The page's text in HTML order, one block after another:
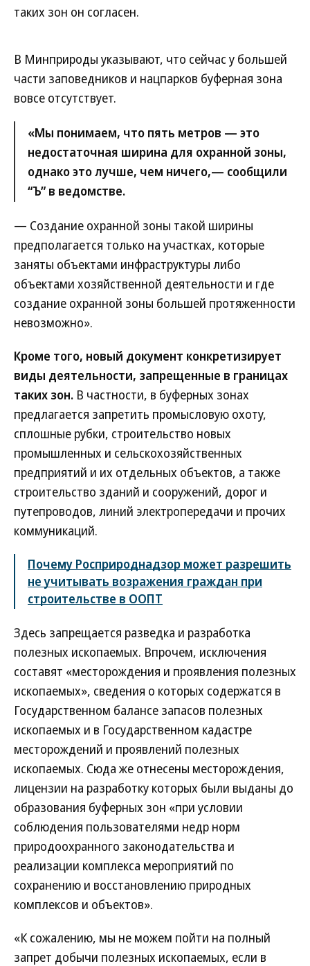
таких зон он согласен.
В Минприроды указывают, что сейчас у большей
части заповедников и нацпарков буферная зона
вовсе отсутствует.
«Мы понимаем, что пять метров — это
недостаточная ширина для охранной зоны,
однако это лучше, чем ничего,— сообщили
“Ъ” в ведомстве.
— Создание охранной зоны такой ширины
предполагается только на участках, которые
заняты объектами инфраструктуры либо
объектами хозяйственной деятельности и где
создание охранной зоны большей протяженности
невозможно».
Кроме того, новый документ конкретизирует
виды деятельности, запрещенные в границах
таких зон. В частности, в буферных зонах
предлагается запретить промысловую охоту,
сплошные рубки, строительство новых
промышленных и сельскохозяйственных
предприятий и их отдельных объектов, а также
строительство зданий и сооружений, дорог и
путепроводов, линий электропередачи и прочих
коммуникаций.
Почему Росприроднадзор может разрешить
не учитывать возражения граждан при
строительстве в ООПТ
Здесь запрещается разведка и разработка
полезных ископаемых. Впрочем, исключения
составят «месторождения и проявления полезных
ископаемых», сведения о которых содержатся в
Государственном балансе запасов полезных
ископаемых и в Государственном кадастре
месторождений и проявлений полезных
ископаемых. Сюда же отнесены месторождения,
лицензии на разработку которых были выданы до
образования буферных зон «при условии
соблюдения пользователями недр норм
природоохранного законодательства и
реализации комплекса мероприятий по
сохранению и восстановлению природных
комплексов и объектов».
«К сожалению, мы не можем пойти на полный
запрет добычи полезных ископаемых, если в